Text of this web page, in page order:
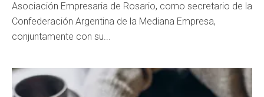
Asociación Empresaria de Rosario, como secretario de la
Confederación Argentina de la Mediana Empresa,
conjuntamente con su...